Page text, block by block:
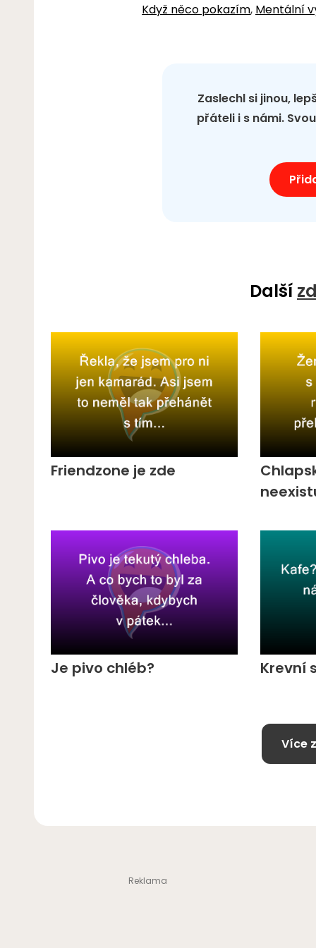
Když něco pokazím, Mentální
Zaslechl si jinou,
přáteli i s námi.
Další
Friendzone je zde
Je pivo chléb? Krevní
Více